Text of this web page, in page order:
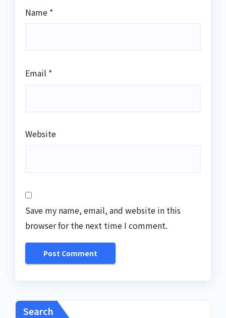
Name *
Email *
Website
Save my name, email, and website in this
browser for the next time I comment.
Search